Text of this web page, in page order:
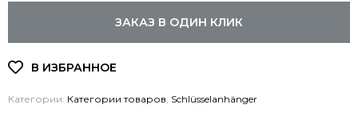
ЗАКАЗ В ОДИН КЛИК
Категории: Категории товаров Schlüsselanhänger